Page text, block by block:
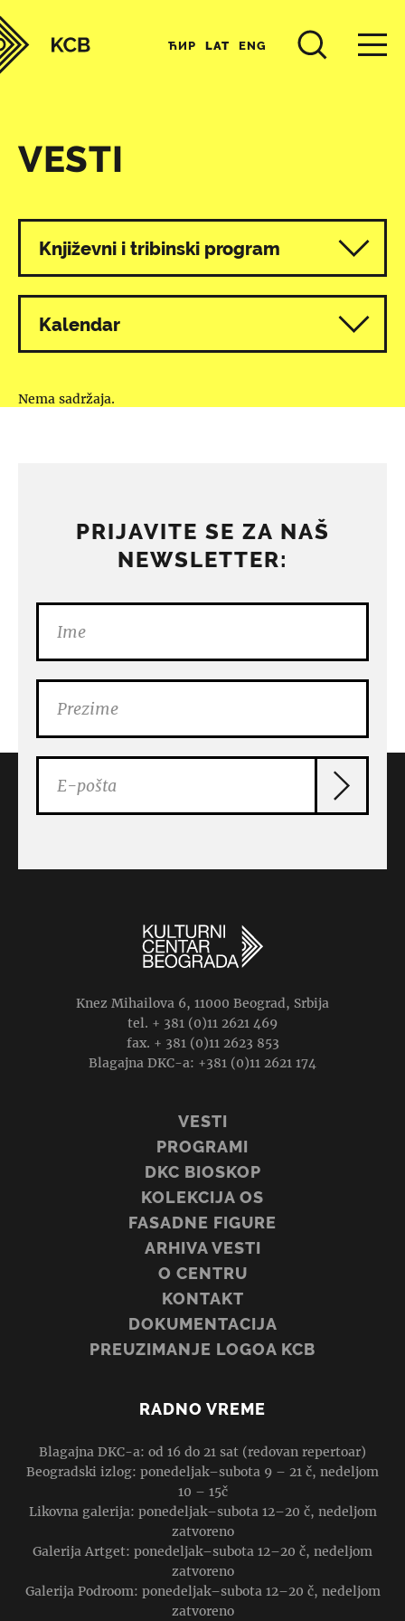
ЋИР LAT ENG
VESTI
Svi programi
Književni i tribinski program
Kalendar
Nema sadržaja.
PRIJAVITE SE ZA NAŠ
NEWSLETTER:
Knez Mihailova 6, 11000 Beograd, Srbija
tel. + 381 (0)11 2621 469
fax. + 381 (0)11 2623 853
Blagajna DKC-a: +381 (0)11 2621 174
VESTI
PROGRAMI
DKC BIOSKOP
KOLEKCIJA OS
FASADNE FIGURE
ARHIVA VESTI
O CENTRU
KONTAKT
DOKUMENTACIJA
PREUZIMANJE LOGOA KCB
RADNO VREME
Blagajna DKC-a: od 16 do 21 sat (redovan repertoar)
Beogradski izlog: ponedeljak–subota 9 – 21 č, nedeljom
10 – 15č
Likovna galerija: ponedeljak–subota 12–20 č, nedeljom
zatvoreno
Galerija Artget: ponedeljak–subota 12–20 č, nedeljom
zatvoreno
Galerija Podroom: ponedeljak–subota 12–20 č, nedeljom
zatvoreno